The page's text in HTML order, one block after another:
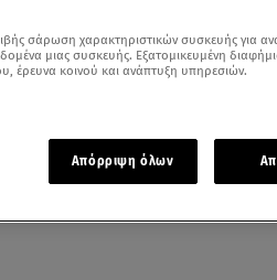
μονάρχης στην ιστορία
σάρωση χαρακτηριστικών συσκευής για
μιας συσκευής. Εξατομικευμένη
έρευνα κοινού και ανάπτυξη υπηρεσιών.
Απόρριψη όλων